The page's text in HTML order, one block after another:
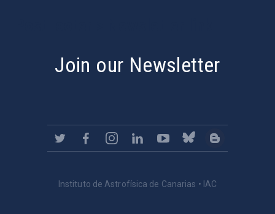
Join our Newsletter
Instituto de Astrofísica de Canarias • IAC